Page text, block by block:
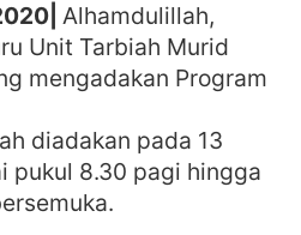
Alhamdulillah,
Unit Tarbiah Murid
mengadakan Program
diadakan pada 13
pukul 8.30 pagi hingga